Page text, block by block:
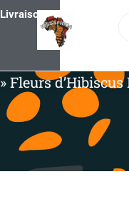
Livraison gratuite en
»Fleurs